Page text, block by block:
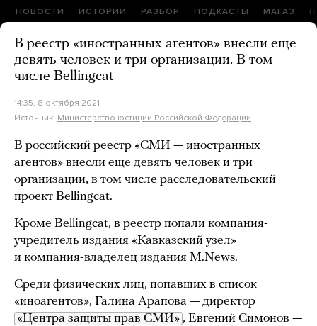
НОВОСТИ ИСТОРИИ РАЗБОР ПОДКАСТЫ МАГАЗ
В реестр «иностранных агентов» внесли еще
девять человек и три организации. В том
числе Bellingcat
14:35, 8 октября 2021
Источник: Министерство юстиции Российской Федерации
В российский реестр «СМИ — иностранных
агентов» внесли еще девять человек и три
организации, в том числе расследовательский
проект Bellingcat.
Кроме Bellingcat, в реестр попали компания-
учредитель издания «Кавказский узел»
и компания-владелец издания M.News.
Среди физических лиц, попавших в список
«иноагентов», Галина Арапова — директор
«Центра защиты прав СМИ» , Евгений Симонов —